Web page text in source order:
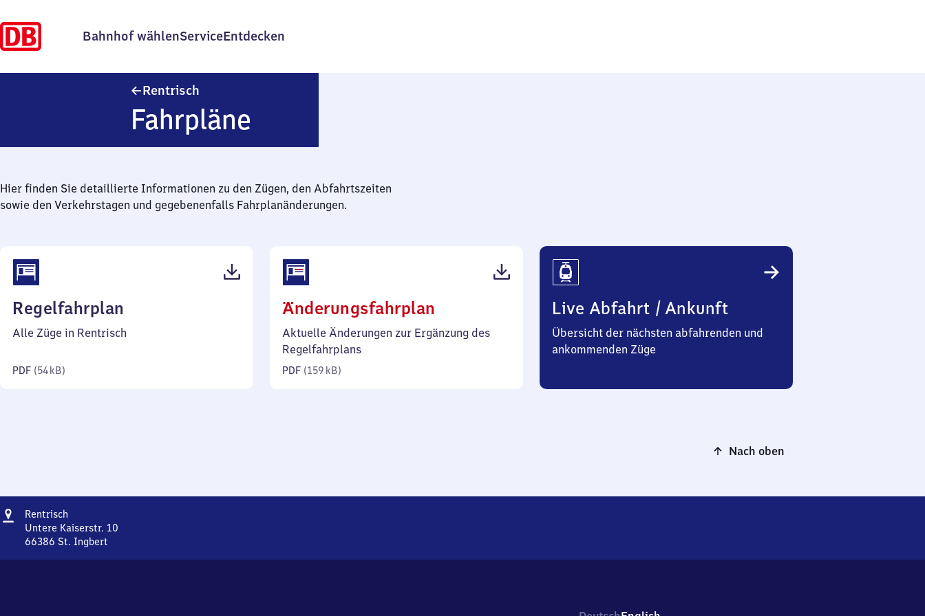
Bahnhof wählenServiceEntdecken
Rentrisch
Fahrpläne
Hier finden Sie detaillierte Informationen zu den Zügen, den Abfahrtszeiten
sowie den Verkehrstagen und gegebenenfalls Fahrplanänderungen.
Regelfahrplan
54
Alle Züge in Rentrisch
PDF (54 kB)
Änderungsfahrplan
159
Aktuelle Änderungen zur Ergänzung des
Regelfahrplans
PDF (159 kB)
Live Abfahrt / Ankunft
Übersicht der nächsten abfahrenden und
ankommenden Züge
Nach oben
Adresse
Rentrisch
Untere Kaiserstr. 10
66386 St. Ingbert